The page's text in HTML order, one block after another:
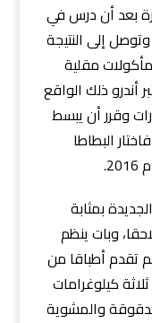
بعد أن درس في
إلى النتيجة
مقلية
أندرو ذلك الواقع
وقرر أن يبسط
البطاطا
بمثابة
وبات ينظم
تقدم أطباقا من
كيلوغرامات
والمشوية